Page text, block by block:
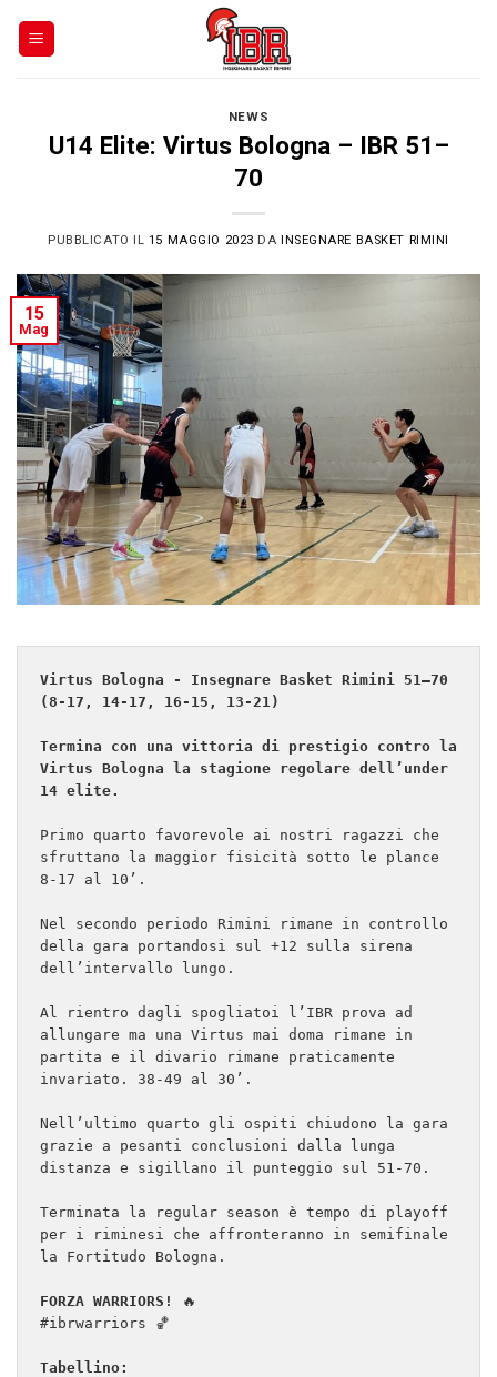
NEWS
U14 Elite: Virtus Bologna – IBR 51–
70
PUBBLICATO IL 15 MAGGIO 2023 DAINSEGNARE BASKET RIMINI
15
Mag
Virtus Bologna - Insegnare Basket Rimini 51–70
(8-17, 14-17, 16-15, 13-21)
Termina con una vittoria di prestigio contro la
Virtus Bologna la stagione regolare dell’under
14 elite.
Primo quarto favorevole ai nostri ragazzi che
sfruttano la maggior fisicità sotto le plance
8-17 al 10’.
Nel secondo periodo Rimini rimane in controllo
della gara portandosi sul +12 sulla sirena
dell’intervallo lungo.
Al rientro dagli spogliatoi l’IBR prova ad
allungare ma una Virtus mai doma rimane in
partita e il divario rimane praticamente
invariato. 38-49 al 30’.
Nell’ultimo quarto gli ospiti chiudono la gara
grazie a pesanti conclusioni dalla lunga
distanza e sigillano il punteggio sul 51-70.
Terminata la regular season è tempo di playoff
per i riminesi che affronteranno in semifinale
la Fortitudo Bologna.
FORZA WARRIORS!
🔥
#ibrwarriors 🏀
Tabellino: